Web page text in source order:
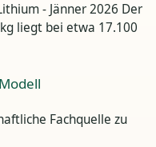
- Jänner 2026 Der
liegt bei etwa 17.100
Fachquelle zu